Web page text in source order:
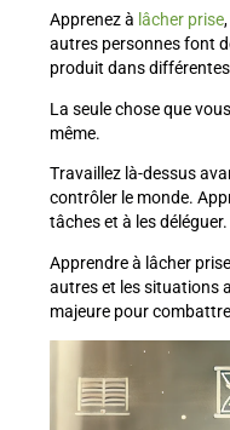
Apprenez à lâcher prise
autres personnes font
produit dans
La seule chose que
même.
Travaillez là-dessus
contrôler le monde.
tâches et à les déléguer.
Apprendre à lâcher
autres et les situations
majeure pour